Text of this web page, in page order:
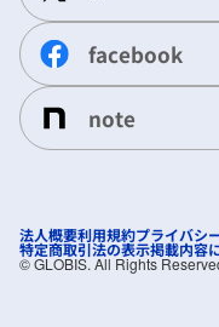
facebook
note
法人概要利用規約プライバシ
特定商取引法の表示掲載内容
©︎ GLOBIS. All Rights